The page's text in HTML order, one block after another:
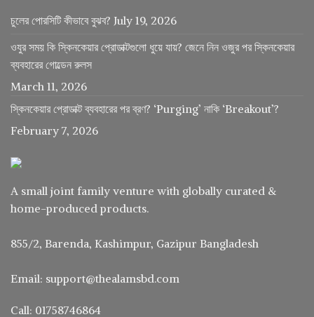
চুলের পোরসিটি কীভাবে বুঝব? July 19, 2026
ওযুর সময় কি স্কিনকেয়ার প্রোডাক্টগুলো ধুয়ে যায়? জেনে নিন ওজুর পর স্কিনকেয়ার
ব্যবহারের গোল্ডেন রুলস
March 11, 2026
স্কিনকেয়ার প্রোডাক্ট ব্যবহারের পর ব্রণ? ‘Purging’ নাকি ‘Breakout’?
February 7, 2026
A small joint family venture with globally curated &
home-produced products.
855/2, Barenda, Kashimpur, Gazipur Bangladesh
Email: support@thealamsbd.com
Call: 01758746864